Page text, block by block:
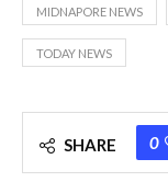
MIDNAPORE NEWS
TODAY NEWS
SHARE 0